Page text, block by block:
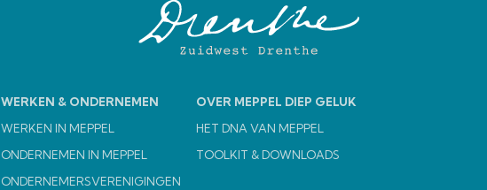
WERKEN & ONDERNEMEN
WERKEN IN MEPPEL
ONDERNEMEN IN MEPPEL
ONDERNEMERSVERENIGINGEN
OVER MEPPEL DIEP GELUK
HET DNA VAN MEPPEL
TOOLKIT & DOWNLOADS